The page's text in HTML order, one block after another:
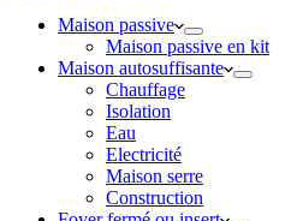
Maison passive
Maison passive en kit
Maison autosuffisante
Chauffage
Isolation
Eau
Electricité
Maison serre
Construction